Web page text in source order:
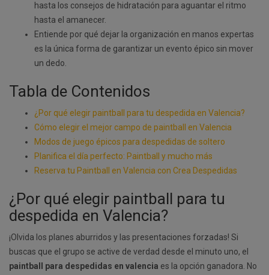
hasta los consejos de hidratación para aguantar el ritmo
hasta el amanecer.
Entiende por qué dejar la organización en manos expertas
es la única forma de garantizar un evento épico sin mover
un dedo.
Tabla de Contenidos
¿Por qué elegir paintball para tu despedida en Valencia?
Cómo elegir el mejor campo de paintball en Valencia
Modos de juego épicos para despedidas de soltero
Planifica el día perfecto: Paintball y mucho más
Reserva tu Paintball en Valencia con Crea Despedidas
¿Por qué elegir paintball para tu
despedida en Valencia?
¡Olvida los planes aburridos y las presentaciones forzadas! Si
buscas que el grupo se active de verdad desde el minuto uno, el
paintball para despedidas en valencia es la opción ganadora. No